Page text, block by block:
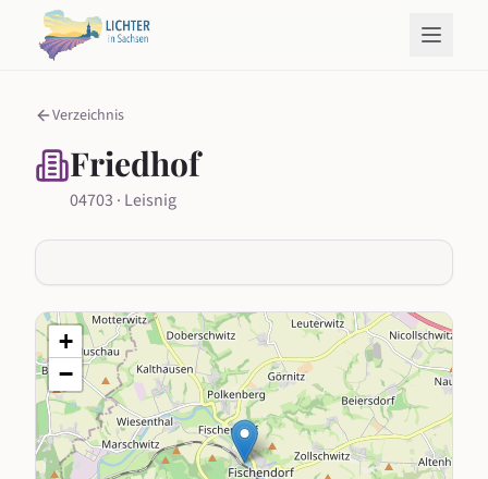
Verzeichnis
Friedhof
04703 · Leisnig
+
−